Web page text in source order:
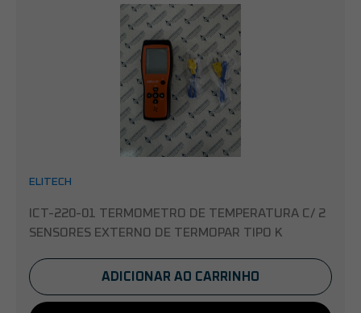
ELITECH
ICT-220-01 TERMOMETRO DE TEMPERATURA C/ 2
SENSORES EXTERNO DE TERMOPAR TIPO K
ADICIONAR AO CARRINHO